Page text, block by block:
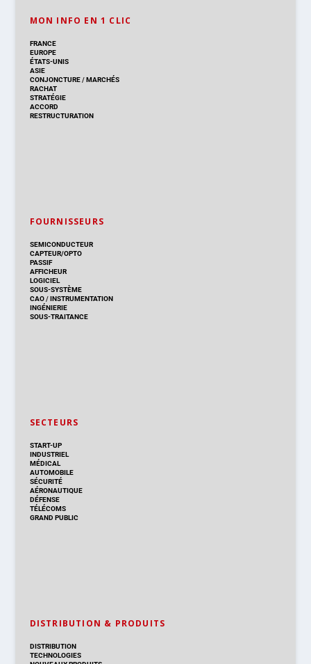
MON INFO EN 1 CLIC
FRANCE
EUROPE
ÉTATS-UNIS
ASIE
CONJONCTURE/MARCHÉS
RACHAT
STRATÉGIE
ACCORD
RESTRUCTURATION
FOURNISSEURS
SEMICONDUCTEUR
CAPTEUR/OPTO
PASSIF
AFFICHEUR
LOGICIEL
SOUS-SYSTÈME
CAO/INSTRUMENTATION
INGÉNIERIE
SOUS-TRAITANCE
SECTEURS
START-UP
INDUSTRIEL
MÉDICAL
AUTOMOBILE
SÉCURITÉ
AÉRONAUTIQUE
DÉFENSE
TÉLÉCOMS
GRAND PUBLIC
DISTRIBUTION & PRODUITS
DISTRIBUTION
TECHNOLOGIES